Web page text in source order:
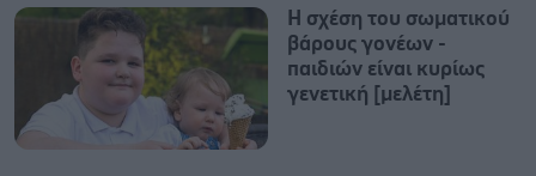
Η σχέση του σωματικού
βάρους γονέων -
παιδιών είναι κυρίως
γενετική [μελέτη]